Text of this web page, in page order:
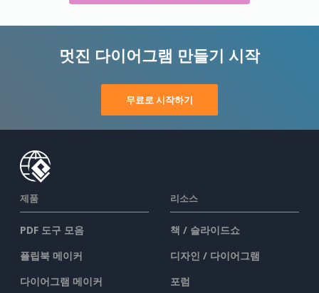
멋진 다이어그램 만들기 시작
무료로 시작하기
제품
PDF 도구 모음
플립북 메이커
다이어그램 메이커
리소스
책 / 슬라이드쇼
디자인 / 다이어그램
포럼